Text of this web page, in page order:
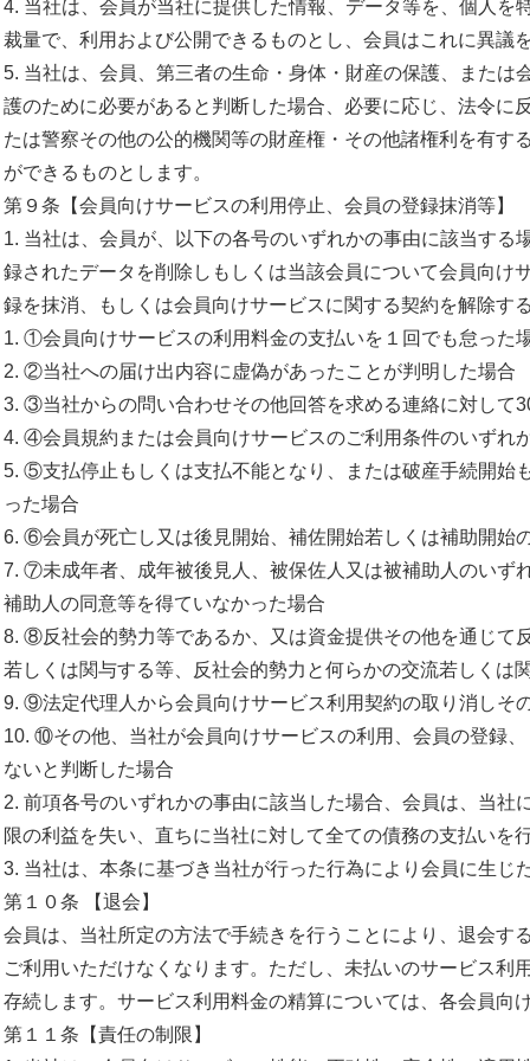
4. 当社は、会員が当社に提供した情報、データ等を、 個人を
裁量で、 利用および公開できるものとし、 会員はこれに異議
5. 当社は、会員、第三者の生命・身体・財産の保護、
または
護のために必要があると判断した場合、必要に応じ、 法令に
たは警察その他の公的機関等の財産権・ その他諸権利を有す
ができるものとします。
第９条【会員向けサービスの利用停止、会員の登録抹消等】
1. 当社は、会員が、以下の各号のいずれかの事由に該当する
録されたデータを削除しもしくは当該会員について会員向け
録を抹消、
もしくは会員向けサービスに関する契約を解除す
1. ①会員向けサービスの利用料金の支払いを１回でも怠った
2. ②当社への届け出内容に虚偽があったことが判明した場合
3. ③当社からの問い合わせその他回答を求める連絡に対して
4. ④会員規約または会員向けサービスのご利用条件のいずれ
5. ⑤支払停止もしくは支払不能となり、
または破産手続開始
った場合
6. ⑥会員が死亡し又は後見開始、 補佐開始若しくは補助開始
7. ⑦未成年者、成年被後見人、 被保佐人又は被補助人のいず
補助人の同意等を得ていなかった場合
8. ⑧反社会的勢力等であるか、
又は資金提供その他を通じて
若しくは関与する等、
反社会的勢力と何らかの交流若しくは
9. ⑨法定代理人から会員向けサービス利用契約の取り消しそ
10. ⑩その他、当社が会員向けサービスの利用、会員の登録、
ないと判断した場合
2. 前項各号のいずれかの事由に該当した場合、会員は、 当社
限の利益を失い、 直ちに当社に対して全ての債務の支払いを
3. 当社は、 本条に基づき当社が行った行為により会員に生じ
第１０条 【退会】
会員は、当社所定の方法で手続きを行うことにより、 退会す
ご利用いただけなくなります。 ただし、未払いのサービス利
存続します。 サービス利用料金の精算については、 各会員向
第１１条【責任の制限】